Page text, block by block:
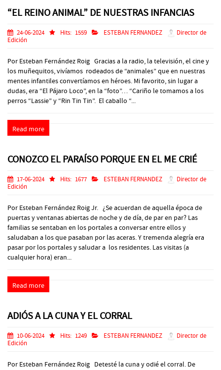
“EL REINO ANIMAL” DE NUESTRAS INFANCIAS
24-06-2024 Hits: 1559 ESTEBAN FERNANDEZ
Director de
Edición
Por Esteban Fernández Roig Gracias a la radio, la televisión, el cine y
los muñequitos, vivíamos rodeados de “animales” que en nuestras
mentes infantiles convertíamos en héroes. Mi favorito, sin lugar a
dudas, era “El Pájaro Loco”, en la “foto”… “Cariño le tomamos a los
perros “Lassie” y “Rin Tin Tin”. El caballo “...
Read more
CONOZCO EL PARAÍSO PORQUE EN EL ME CRIÉ
17-06-2024 Hits: 1677 ESTEBAN FERNANDEZ
Director de
Edición
Por Esteban Fernández Roig Jr. ¿Se acuerdan de aquella época de
puertas y ventanas abiertas de noche y de día, de par en par? Las
familias se sentaban en los portales a conversar entre ellos y
saludaban a los que pasaban por las aceras. Y tremenda alegría era
pasar por los portales y saludar a los residentes. Las visitas (a
cualquier hora) eran...
Read more
ADIÓS A LA CUNA Y EL CORRAL
10-06-2024 Hits: 1249 ESTEBAN FERNANDEZ
Director de
Edición
Por Esteban Fernández Roig Detesté la cuna y odié el corral. De